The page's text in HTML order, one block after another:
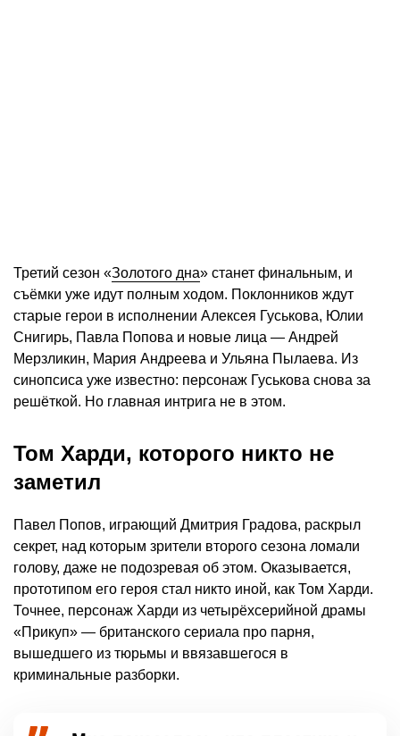
Третий сезон «Золотого дна» станет финальным, и
съёмки уже идут полным ходом. Поклонников ждут
старые герои в исполнении Алексея Гуськова, Юлии
Снигирь, Павла Попова и новые лица — Андрей
Мерзликин, Мария Андреева и Ульяна Пылаева. Из
синопсиса уже известно: персонаж Гуськова снова за
решёткой. Но главная интрига не в этом.
Том Харди, которого никто не
заметил
Павел Попов, играющий Дмитрия Градова, раскрыл
секрет, над которым зрители второго сезона ломали
голову, даже не подозревая об этом. Оказывается,
прототипом его героя стал никто иной, как Том Харди.
Точнее, персонаж Харди из четырёхсерийной драмы
«Прикуп» — британского сериала про парня,
вышедшего из тюрьмы и ввязавшегося в
криминальные разборки.